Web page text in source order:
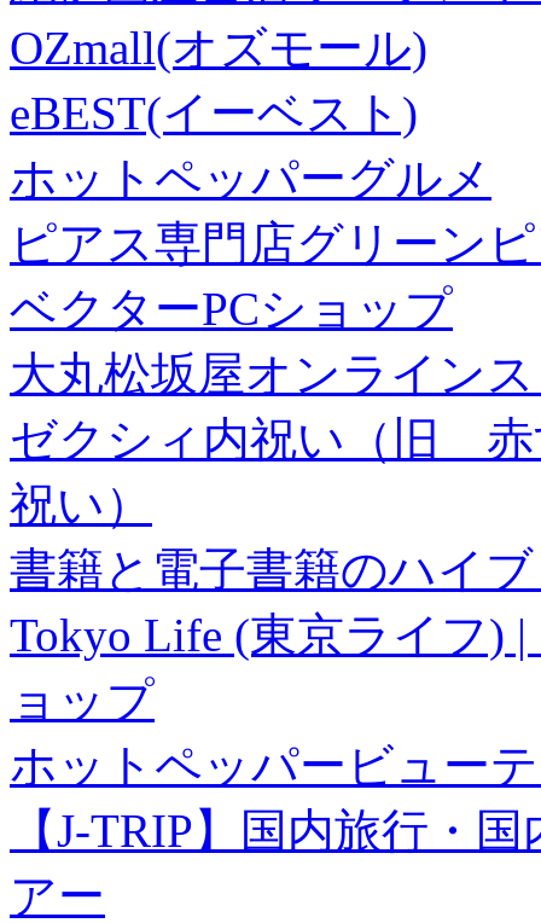
OZmall(オズモール)
eBEST(イーベスト)
ホットペッパーグルメ
ピアス専門店グリーン
ベクターPCショップ
大丸松坂屋オンライン
ゼクシィ内祝い（旧 赤
祝い）
書籍と電子書籍のハイ
Tokyo Life (東京ライフ)
ョップ
ホットペッパービュー
【J-TRIP】国内旅行・
アー